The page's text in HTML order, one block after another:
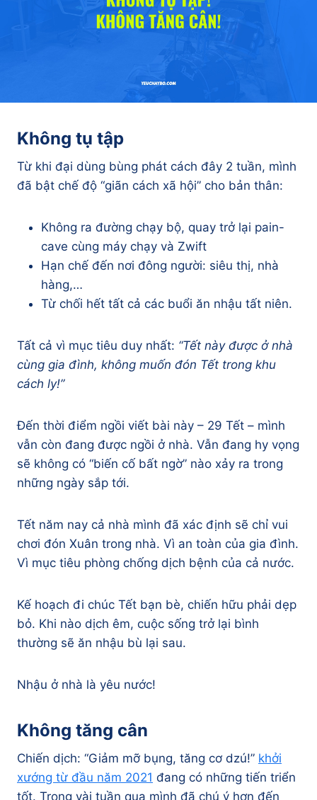
Không tụ tập
Từ khi đại dùng bùng phát cách đây 2 tuần, mình
đã bật chế độ “giãn cách xã hội” cho bản thân:
Không ra đường chạy bộ, quay trở lại pain-
cave cùng máy chạy và Zwift
Hạn chế đến nơi đông người: siêu thị, nhà
hàng,…
Từ chối hết tất cả các buổi ăn nhậu tất niên.
Tất cả vì mục tiêu duy nhất: “Tết này được ở nhà
cùng gia đình, không muốn đón Tết trong khu
cách ly!”
Đến thời điểm ngồi viết bài này – 29 Tết – mình
vẫn còn đang được ngồi ở nhà. Vẫn đang hy vọng
sẽ không có “biến cố bất ngờ” nào xảy ra trong
những ngày sắp tới.
Tết năm nay cả nhà mình đã xác định sẽ chỉ vui
chơi đón Xuân trong nhà. Vì an toàn của gia đình.
Vì mục tiêu phòng chống dịch bệnh của cả nước.
Kế hoạch đi chúc Tết bạn bè, chiến hữu phải dẹp
bỏ. Khi nào dịch êm, cuộc sống trở lại bình
thường sẽ ăn nhậu bù lại sau.
Nhậu ở nhà là yêu nước!
Không tăng cân
Chiến dịch: “Giảm mỡ bụng, tăng cơ dzú!” khởi
xướng từ đầu năm 2021 đang có những tiến triển
tốt. Trong vài tuần qua mình đã chú ý hơn đến